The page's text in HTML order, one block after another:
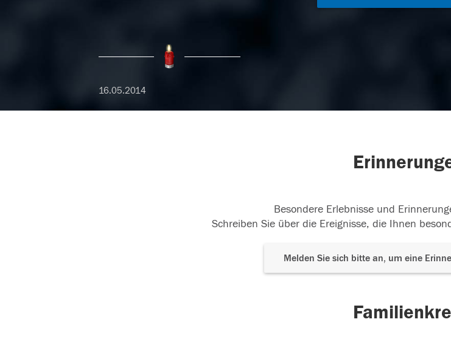
16.05.2014
Besondere Erlebnisse und
Schreiben Sie über die Ereignisse, die Ihnen
Melden Sie sich bitte an, um eine